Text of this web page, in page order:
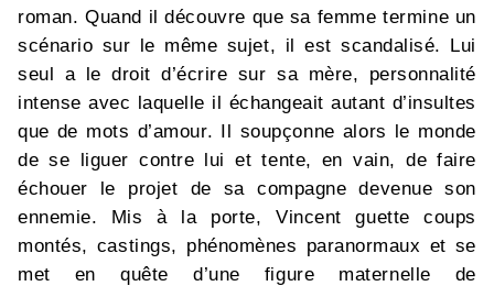
roman. Quand il découvre que sa femme termine un
scénario sur le même sujet, il est scandalisé. Lui
seul a le droit d’écrire sur sa mère, personnalité
intense avec laquelle il échangeait autant d’insultes
que de mots d’amour. Il soupçonne alors le monde
de se liguer contre lui et tente, en vain, de faire
échouer le projet de sa compagne devenue son
ennemie. Mis à la porte, Vincent guette coups
montés, castings, phénomènes paranormaux et se
met en quête d’une figure maternelle de